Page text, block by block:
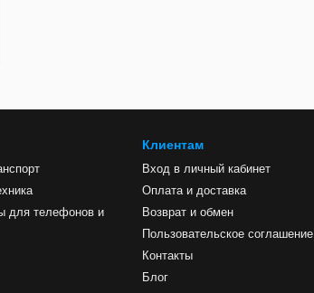
для телефонов и
Клиентам
Вход в личный кабинет
Оплата и доставка
Возврат и обмен
Пользовательское соглашение
Контакты
Блог